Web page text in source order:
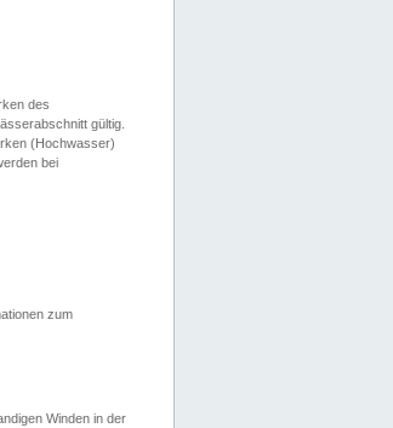
des
gültig.
(Hochwasser)
bei
zum
Winden in der